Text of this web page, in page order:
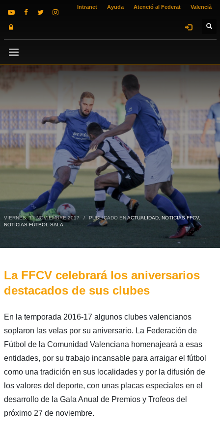
Intranet Ayuda Atenció al Federat Valencià
VIERNES, 17 NOVIEMBRE 2017 / PUBLICADO ENACTUALIDAD, NOTICIAS FFCV,
NOTICIAS FÚTBOL SALA
La FFCV celebrará los aniversarios
destacados de sus clubes
En la temporada 2016-17 algunos clubes valencianos
soplaron las velas por su aniversario. La Federación de
Fútbol de la Comunidad Valenciana homenajeará a esas
entidades, por su trabajo incansable para arraigar el fútbol
como una tradición en sus localidades y por la difusión de
los valores del deporte, con unas placas especiales en el
desarrollo de la Gala Anual de Premios y Trofeos del
próximo 27 de noviembre.